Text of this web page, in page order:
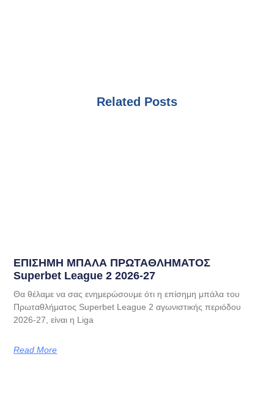
Related Posts
EΠΙΣΗΜΗ ΜΠΑΛΑ ΠΡΩΤΑΘΛΗΜΑΤΟΣ
Superbet League 2 2026-27
Θα θέλαμε να σας ενημερώσουμε ότι η επίσημη μπάλα του
Πρωταθλήματος Superbet League 2 αγωνιστικής περιόδου
2026-27, είναι η Liga
Read More